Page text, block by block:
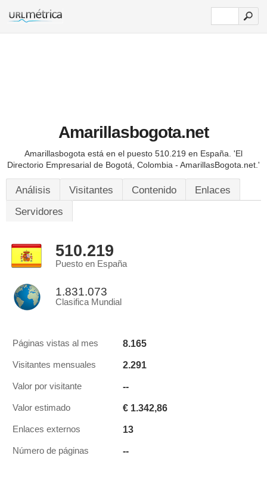
Amarillasbogota.net
Amarillasbogota está en el puesto 510.219 en España. 'El
Directorio Empresarial de Bogotá, Colombia - AmarillasBogota.net.'
Análisis Visitantes Contenido
Enlaces
Servidores
510.219
Puesto en España
1.831.073
Clasifica Mundial
Páginas vistas al mes 8.165
Visitantes mensuales 2.291
Valor por visitante --
Valor estimado € 1.342,86
Enlaces externos 13
Número de páginas --